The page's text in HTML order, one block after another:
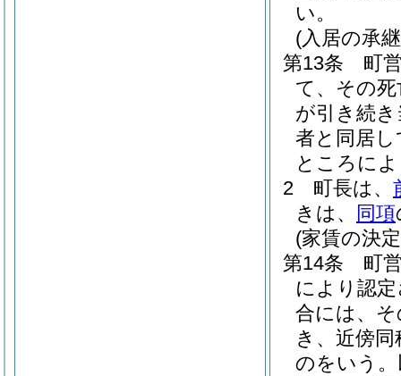
い。
(入居の承
第13条
町
て、その
が引き続
者と同居
ところに
2
町長は、
きは、
同項
(家賃の決
第14条
町
により認
合には、
き、近傍
のをいう